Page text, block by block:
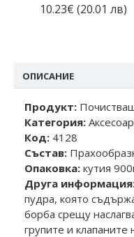
10.23€ (20.01 лв)
ОПИСАНИЕ
Продукт:
Категория:
Код: 4128
Състав:
Опаковка: кутия
Друга
пудра, която
борба срещу
групите и